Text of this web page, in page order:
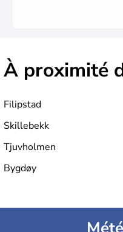
À proximité
Filipstad
Skillebekk
Tjuvholmen
Bygdøy